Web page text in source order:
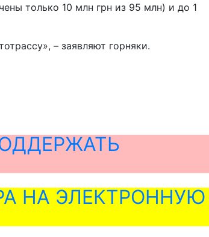
только 10 млн грн из 95 млн) и до 1
– заявляют горняки.
НА ЭЛЕКТРОННУЮ